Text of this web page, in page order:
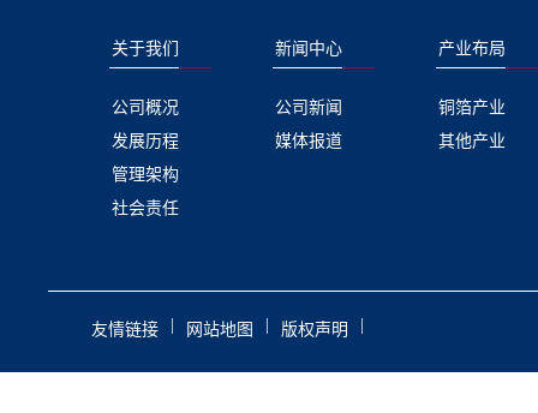
关于我们
公司概况
发展历程
管理架构
社会责任
新闻中心
公司新闻
媒体报道
产业布局
铜箔产业
其他产业
友情链接 网站地图 版权声明